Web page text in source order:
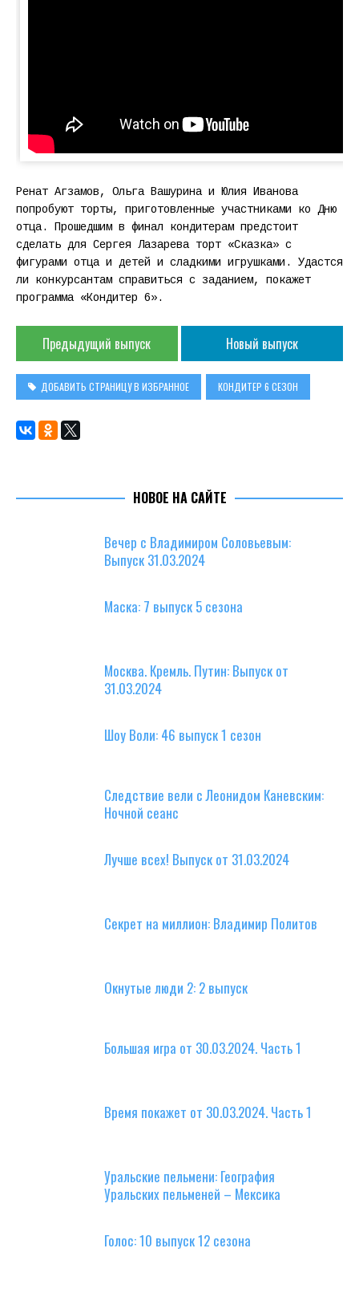
Ренат Агзамов, Ольга Вашурина и Юлия Иванова
попробуют торты, приготовленные участниками ко Дню
отца. Прошедшим в финал кондитерам предстоит
сделать для Сергея Лазарева торт «Сказка» с
фигурами отца и детей и сладкими игрушками. Удастся
ли конкурсантам справиться с заданием, покажет
программа «Кондитер 6».
Предыдущий выпуск Новый выпуск
ДОБАВИТЬ СТРАНИЦУ В ИЗБРАННОЕ КОНДИТЕР 6 СЕЗОН
НОВОЕ НА САЙТЕ
Вечер с Владимиром Соловьевым:
Выпуск 31.03.2024
Маска: 7 выпуск 5 сезона
Москва. Кремль. Путин: Выпуск от
31.03.2024
Шоу Воли: 46 выпуск 1 сезон
Следствие вели с Леонидом Каневским:
Ночной сеанс
Лучше всех! Выпуск от 31.03.2024
Секрет на миллион: Владимир Политов
Окнутые люди 2: 2 выпуск
Большая игра от 30.03.2024. Часть 1
Время покажет от 30.03.2024. Часть 1
Уральские пельмени: География
Уральских пельменей – Мексика
Голос: 10 выпуск 12 сезона